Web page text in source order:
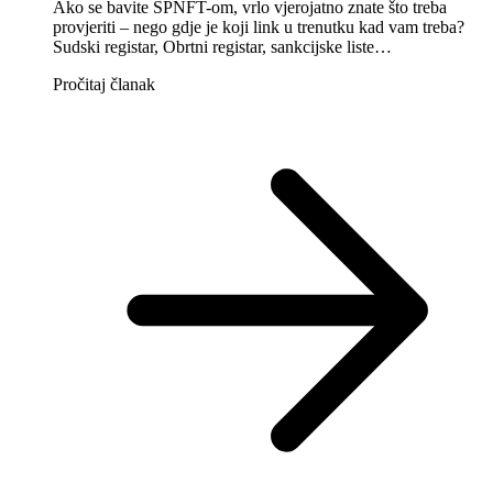
Ako se bavite SPNFT-om, vrlo vjerojatno znate što treba
provjeriti – nego gdje je koji link u trenutku kad vam treba?
Sudski registar, Obrtni registar, sankcijske liste…
Pročitaj članak